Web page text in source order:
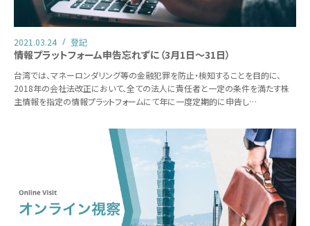
2021.03.24 登記
情報プラットフォーム申告忘れずに（3月1日～31日）
台湾では、マネーロンダリング等の金融犯罪を防止・検知することを目的に、
2018年の会社法改正において、全ての法人に責任者と一定の条件を満たす株
主情報を指定の情報プラットフォームにて年に一度定期的に申告し…